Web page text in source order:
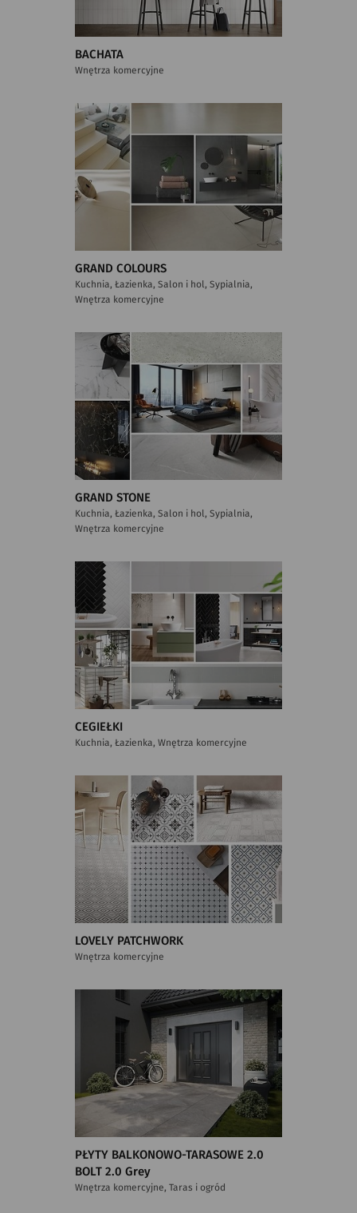
BACHATA
Wnętrza komercyjne
GRAND COLOURS
Kuchnia, Łazienka, Salon i hol, Sypialnia,
Wnętrza komercyjne
GRAND STONE
Kuchnia, Łazienka, Salon i hol, Sypialnia,
Wnętrza komercyjne
CEGIEŁKI
Kuchnia, Łazienka, Wnętrza komercyjne
LOVELY PATCHWORK
Wnętrza komercyjne
PŁYTY BALKONOWO-TARASOWE 2.0
BOLT 2.0 Grey
Wnętrza komercyjne, Taras i ogród